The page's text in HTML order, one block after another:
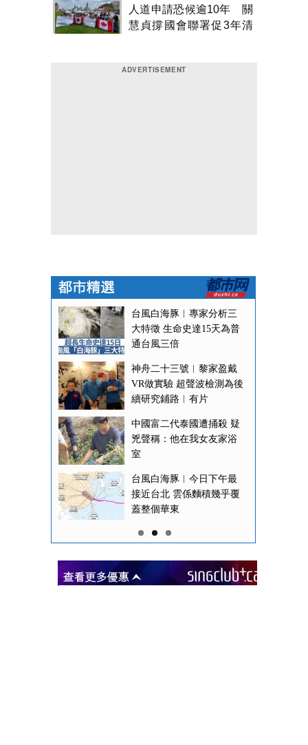
人道申請恐候逾10年 關
慧貞撐國會聯署促3年清